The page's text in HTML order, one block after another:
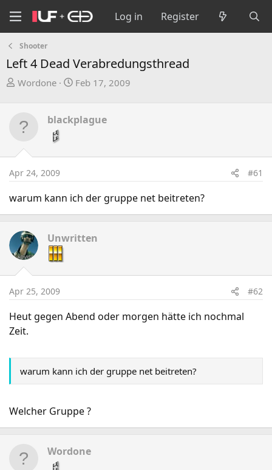
Log in Register
Shooter
Left 4 Dead Verabredungsthread
T
e
d
t
r
t
e
r
Wordone
S
r
Feb 17, 2009
blackplague
Apr 24, 2009 #61
warum kann ich der gruppe net beitreten?
Unwritten
Apr 25, 2009 #62
Heut gegen Abend oder morgen hätte ich nochmal
Zeit.
warum kann ich der gruppe net beitreten?
Welcher Gruppe ?
Wordone